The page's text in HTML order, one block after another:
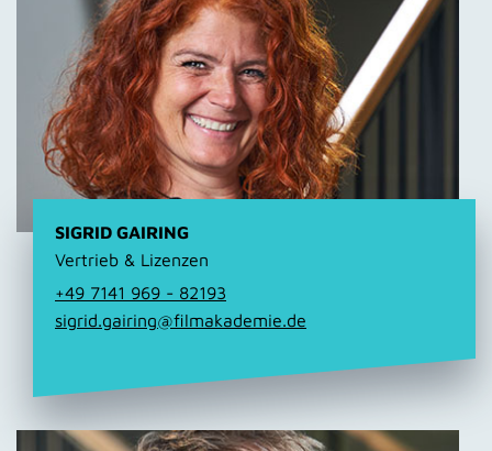
SIGRID GAIRING
Vertrieb & Lizenzen
+49 7141 969 - 82193
sigrid.gairing@filmakademie.de